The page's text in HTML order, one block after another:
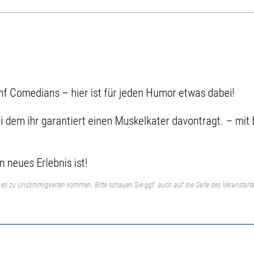
Comedians – hier ist für jeden Humor etwas dabei!
ihr garantiert einen Muskelkater davontragt. –
neues Erlebnis ist!
Unstimmigkeiten kommen. Bitte schauen Sie ggf. auch auf die Seite des